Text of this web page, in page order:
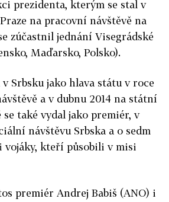
prezidenta, kterým se stal v
na pracovní návštěvě na
zúčastnil jednání Visegrádské
Maďarsko, Polsko).
v Srbsku jako hlava státu v roce
a v dubnu 2014 na státní
se také vydal jako premiér, v
návštěvu Srbska a o sedm
vojáky, kteří působili v misi
premiér Andrej Babiš (ANO) i